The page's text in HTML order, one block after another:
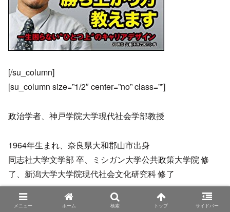
[/su_column]
[su_column size=”1/2″ center=”no” class=””]
政治学者、神戸学院大学現代社会学部教授
1964年生まれ、奈良県大和郡山市出身
同志社大学文学部 卒、ミシガン大学公共政策大学院 修
了、新潟大学大学院現代社会文化研究科 修了
元・労働省の官僚で主に社会保障政策に携わってきた
メニュー ホーム 検索 トップ サイドバー